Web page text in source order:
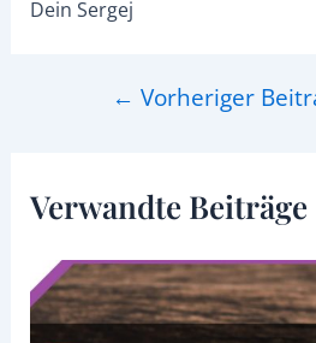
Dein Sergej
← Vorheriger
Verwandte Beiträge